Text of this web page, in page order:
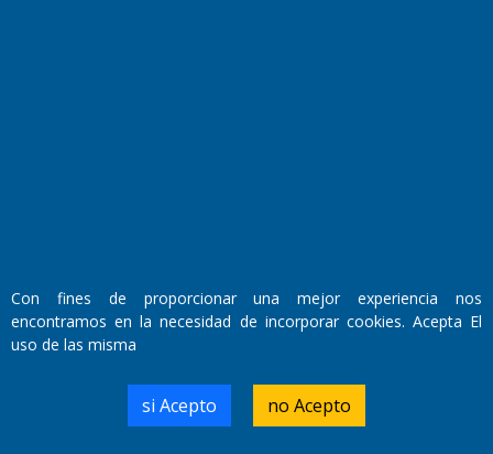
Domicilio Legal: José Ingenieros 855,
Santa Rosa, La Pampa.
RL-2019-55551274-APN-DNDA#MJ
Con fines de proporcionar una mejor experiencia nos
encontramos en la necesidad de incorporar cookies. Acepta El
uso de las misma
si Acepto no Acepto